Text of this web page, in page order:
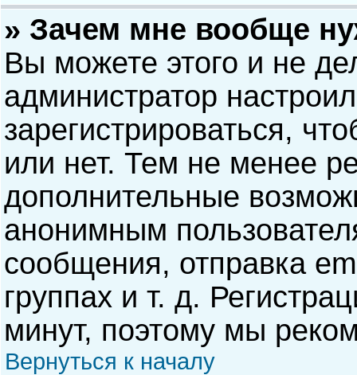
» Зачем мне вообще
Вы можете этого и не
администратор
зарегистрироваться,
или нет. Тем не менее
дополнительные
анонимным
сообщения, отправка
группах и т. д.
минут, поэтому мы
Вернуться к началу